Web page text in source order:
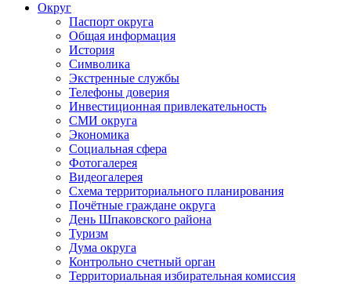
Округ
Паспорт округа
Общая информация
История
Символика
Экстренные службы
Телефоны доверия
Инвестиционная привлекательность
СМИ округа
Экономика
Социальная сфера
Фотогалерея
Видеогалерея
Схема территориального планирования
Почётные граждане округа
День Шпаковского района
Туризм
Дума округа
Контрольно счетный орган
Территориальная избирательная комиссия